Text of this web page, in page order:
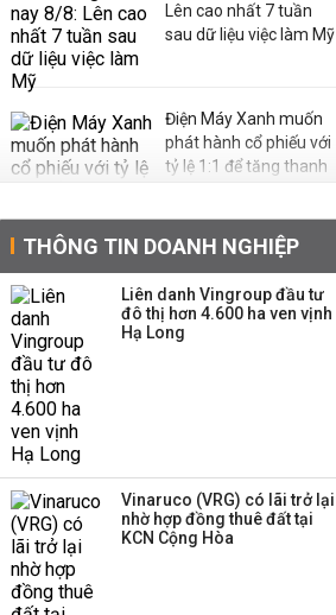
Lên cao nhất 7 tuần
sau dữ liệu việc làm Mỹ
Điện Máy Xanh muốn
phát hành cổ phiếu với
tỷ lệ 1:1 để tăng thanh
Quy hoạch 4 khu lấn
biển ở Phú Quốc
hàng
Dự án Sheraton Phú
THÔNG TIN DOANH NGHIỆP
Liên danh Vingroup đầu tư
đô thị hơn 4.600 ha ven vịnh
Hạ Long
Vinaruco (VRG) có lãi trở lại
nhờ hợp đồng thuê đất tại
KCN Cộng Hòa